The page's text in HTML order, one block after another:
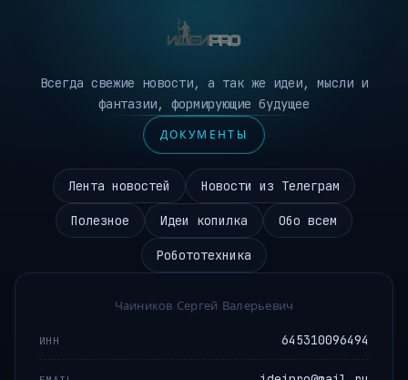
Всегда свежие новости, а так же идеи, мысли и
фантазии, формирующие будущее
ДОКУМЕНТЫ
Лента новостей Новости из Телеграм
Полезное Идеи копилка Обо всем
Робототехника
Чаиников Сергей Валерьевич
ИНН 645310096494